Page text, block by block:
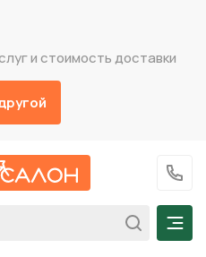
и стоимость доставки
На главную
+7